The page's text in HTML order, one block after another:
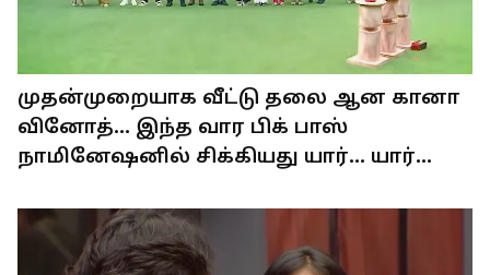
முதன்முறையாக வீட்டு தலை ஆன கானா
வினோத்... இந்த வார பிக் பாஸ்
நாமினேஷனில் சிக்கியது யார்... யார்